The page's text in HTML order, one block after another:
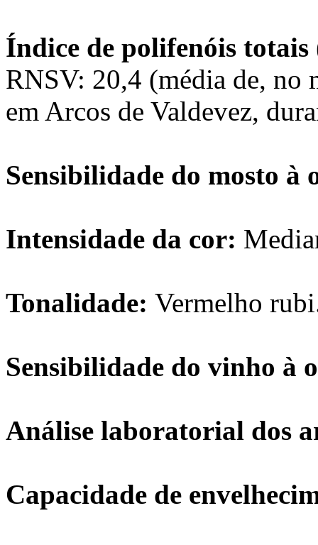
Índice de polifenóis
RNSV: 20,4 (média de, no
em Arcos de Valdevez,
Sensibilidade do mosto à
Intensidade da cor:
Tonalidade: Vermelho
Sensibilidade do vinho à
Análise laboratorial dos
Capacidade de